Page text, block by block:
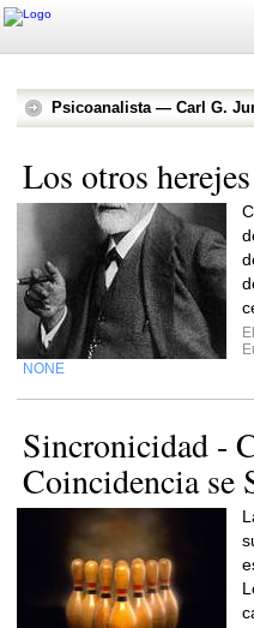
Psicoanalista — Carl G.
Los otros herejes
NONE
Sincronicidad -
Coincidencia se